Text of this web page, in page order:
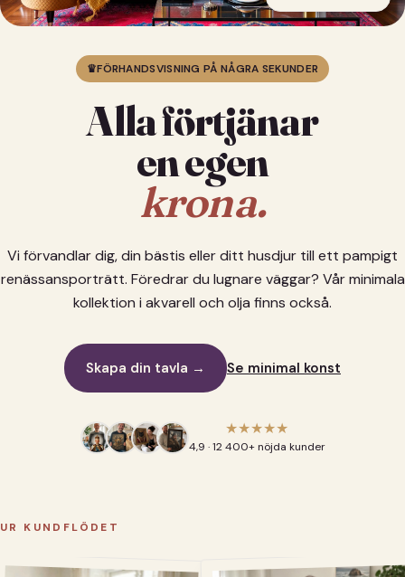
♛FÖRHANDSVISNING PÅ NÅGRA SEKUNDER
Alla förtjänar
en egen
krona.
Vi förvandlar dig, din bästis eller ditt husdjur till ett pampigt
renässansporträtt. Föredrar du lugnare väggar? Vår minimala
kollektion i akvarell och olja finns också.
Skapa din tavla → Se minimal konst
★★★★★
4,9 · 12 400+ nöjda kunder
UR KUNDFLÖDET